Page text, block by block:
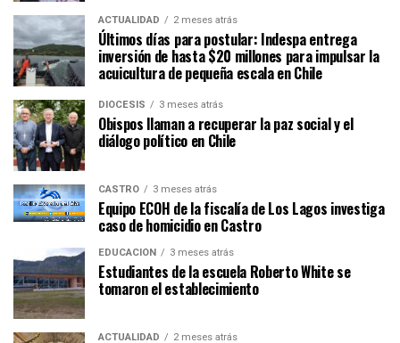
ACTUALIDAD 2 meses atrás
Últimos días para postular: Indespa entrega
inversión de hasta $20 millones para impulsar la
acuicultura de pequeña escala en Chile
DIÓCESIS 3 meses atrás
Obispos llaman a recuperar la paz social y el
diálogo político en Chile
CASTRO 3 meses atrás
Equipo ECOH de la fiscalía de Los Lagos investiga
caso de homicidio en Castro
EDUCACIÓN 3 meses atrás
Estudiantes de la escuela Roberto White se
tomaron el establecimiento
ACTUALIDAD 2 meses atrás